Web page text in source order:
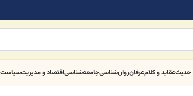
حدیثعقاید و کلامعرفانروان‌شناسیجامعه‌شناسیاقتصاد و مدیریتسیاست